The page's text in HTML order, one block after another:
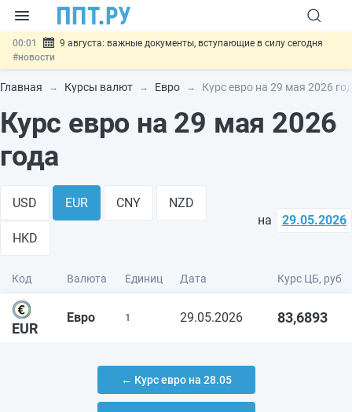
00:01
9 августа: важные документы, вступающие в силу сегодня
#новости
07.08 Подписан закон о блокировке продажи опасных товаров через
«Честный знак»#новости
07.08
Госпошлину за устранение ошибок в документах предлагают
07.08
отношений
Главная Курсы валют Евро Курс евро на 29 мая 2026
Курс евро на 29 мая 2026
года
USD EUR CNY NZD
HKD
на 29.05.2026
Код Валюта Единиц Дата Курс ЦБ, руб
EUR
Евро 1 29.05.2026 83,6893
← Курс евро на 28.05